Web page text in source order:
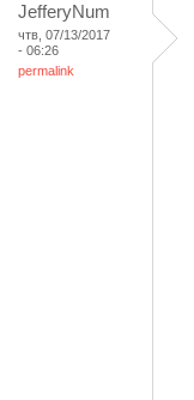
JefferyNum
чтв, 07/13/2017
- 06:26
permalink